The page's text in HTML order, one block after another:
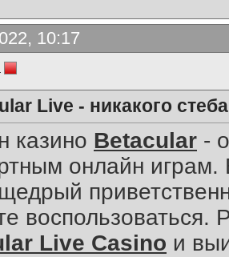
10:17
Live - никакого
казино Betacular -
онлайн
воспользоваться.
Live Casino и